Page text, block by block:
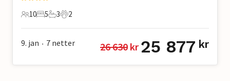
10 Gjester
10
5 Soverom
5
3 Bad
3
2 Kjæledyr
2
9. jan • 7 netter 26 630 kr 25 877 kr